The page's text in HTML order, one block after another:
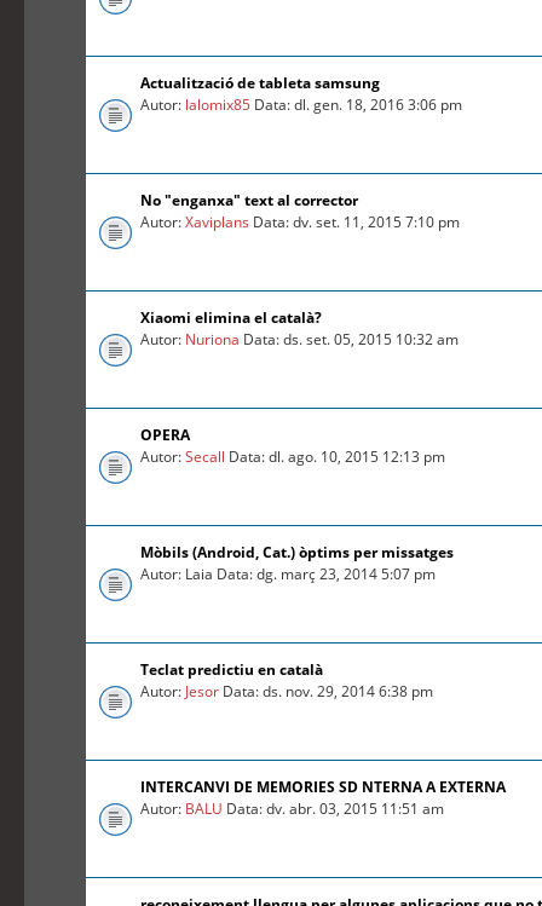
Actualització de tableta samsung
Autor: lalomix85 Data: dl. gen. 18, 2016 3:06 pm
No "enganxa" text al corrector
Autor:Xaviplans Data: dv. set. 11, 2015 7:10 pm
Xiaomi elimina el català?
Autor: Nuriona Data: ds. set. 05, 2015 10:32 am
OPERA
Autor:Secall Data: dl. ago. 10, 2015 12:13 pm
Mòbils (Android, Cat.) òptims per missatges
Autor: Laia Data: dg. març 23, 2014 5:07 pm
Teclat predictiu en català
Autor: Jesor Data: ds. nov. 29, 2014 6:38 pm
INTERCANVI DE MEMORIES SD NTERNA A EXTERNA
Autor: BALU Data: dv. abr. 03, 2015 11:51 am